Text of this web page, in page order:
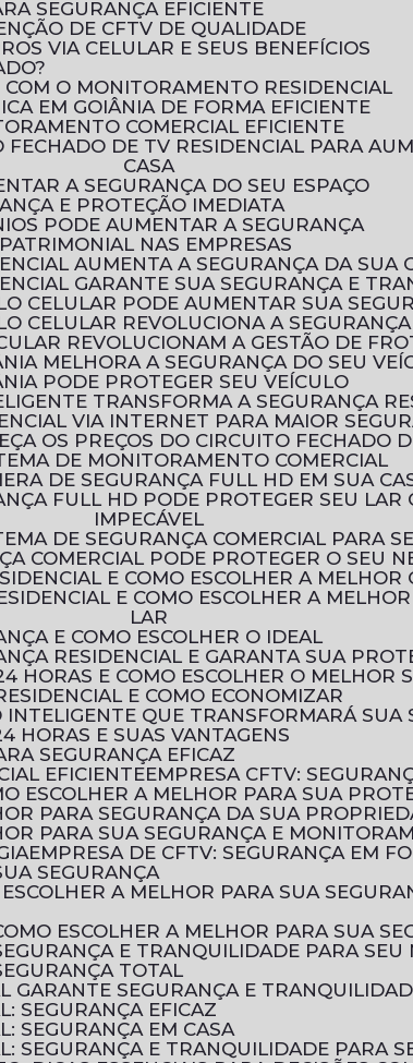
SEGURANÇA EFICIENTE
DE CFTV DE QUALIDADE
VIA CELULAR E SEUS BENEFÍCIOS
COM O MONITORAMENTO RESIDENCIAL
EM GOIÂNIA DE FORMA EFICIENTE
COMERCIAL EFICIENTE
CASA
A SEGURANÇA DO SEU ESPAÇO
E PROTEÇÃO IMEDIATA
PODE AUMENTAR A SEGURANÇA
NAS EMPRESAS
AUMENTA A SEGURANÇA DA SUA
GARANTE SUA SEGURANÇA E
CELULAR PODE AUMENTAR SUA
CELULAR REVOLUCIONA A
REVOLUCIONAM A GESTÃO DE
MELHORA A SEGURANÇA DO SEU
PODE PROTEGER SEU VEÍCULO
TRANSFORMA A SEGURANÇA
VIA INTERNET PARA MAIOR
OS PREÇOS DO CIRCUITO FECHADO
DE MONITORAMENTO COMERCIAL
DE SEGURANÇA FULL HD EM SUA
IMPECÁVEL
DE SEGURANÇA COMERCIAL PARA
COMERCIAL PODE PROTEGER O SEU
E COMO ESCOLHER A MELHOR
LAR
E COMO ESCOLHER O IDEAL
RESIDENCIAL E GARANTA SUA
HORAS E COMO ESCOLHER O MELHOR
E COMO ECONOMIZAR
INTELIGENTE QUE TRANSFORMARÁ SUA
HORAS E SUAS VANTAGENS
SEGURANÇA EFICAZ
EFICIENTE
EMPRESA CFTV:
ESCOLHER A MELHOR PARA SUA
PARA SEGURANÇA DA SUA
PARA SUA SEGURANÇA E
EMPRESA DE CFTV: SEGURANÇA EM
SEGURANÇA
A MELHOR PARA SUA
ESCOLHER A MELHOR PARA SUA
E TRANQUILIDADE PARA SEU
TOTAL
GARANTE SEGURANÇA E
SEGURANÇA EFICAZ
SEGURANÇA EM CASA
SEGURANÇA E TRANQUILIDADE PARA